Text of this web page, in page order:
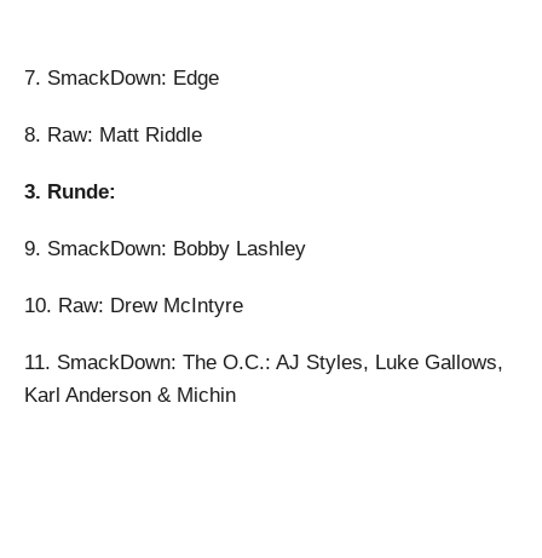
7. SmackDown: Edge
8. Raw: Matt Riddle
3. Runde:
9. SmackDown: Bobby Lashley
10. Raw: Drew McIntyre
11. SmackDown: The O.C.: AJ Styles, Luke Gallows,
Karl Anderson & Michin